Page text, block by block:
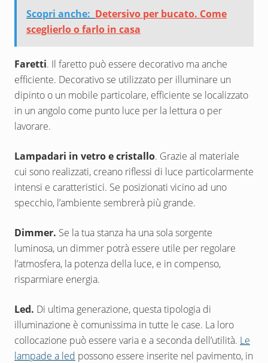
Scopri anche: Detersivo per bucato. Come
sceglierlo o farlo in casa
Faretti. Il faretto può essere decorativo ma anche
efficiente. Decorativo se utilizzato per illuminare un
dipinto o un mobile particolare, efficiente se localizzato
in un angolo come punto luce per la lettura o per
lavorare.
Lampadari in vetro e cristallo. Grazie al materiale
cui sono realizzati, creano riflessi di luce particolarmente
intensi e caratteristici. Se posizionati vicino ad uno
specchio, l’ambiente sembrerà più grande.
Dimmer. Se la tua stanza ha una sola sorgente
luminosa, un dimmer potrà essere utile per regolare
l’atmosfera, la potenza della luce, e in compenso,
risparmiare energia.
Led. Di ultima generazione, questa tipologia di
illuminazione è comunissima in tutte le case. La loro
collocazione può essere varia e a seconda dell’utilità. Le
lampade a led possono essere inserite nel pavimento, in